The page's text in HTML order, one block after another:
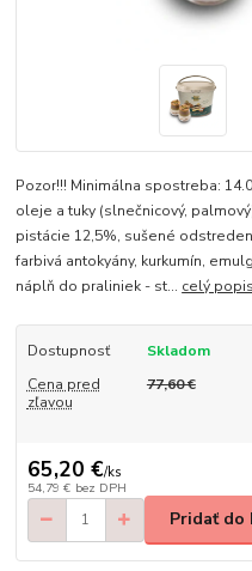
Pozor!!! Minimálna spostreba:
oleje a tuky (slnečnicový,
pistácie 12,5%, sušené
farbivá antokyány, kurkumín,
náplň do praliniek - st... celý popis
Dostupnosť
Skladom
Cena pred
zľavou
77,60 €
65,20 €/ks
54,79 € bez DPH
Pridať do